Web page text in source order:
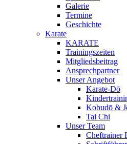
Galerie
Termine
Geschichte
Karate
KARATE
Trainingszeiten
Mitgliedsbeitrag
Ansprechpartner
Unser Angebot
Karate-Dō
Kobudō &
Tai Chi
Unser Team
Cheftrainer